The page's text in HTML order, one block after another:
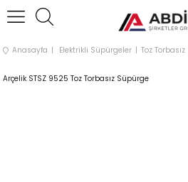
Anasayfa Elektrikli Süpürgeler Toz Torbasız
Arçelik STSZ 9525 Toz Torbasız Süpürge